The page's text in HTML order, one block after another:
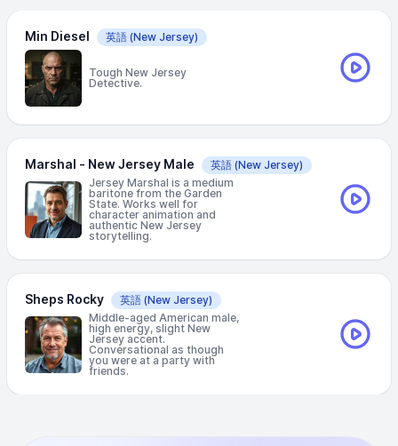
Min Diesel 英語 (New Jersey)
Tough New Jersey
Detective.
Marshal - New Jersey Male 英語 (New Jersey)
Jersey Marshal is a medium
baritone from the Garden
State. Works well for
character animation and
authentic New Jersey
storytelling.
Sheps Rocky 英語 (New Jersey)
Middle-aged American male,
high energy, slight New
Jersey accent.
Conversational as though
you were at a party with
friends.